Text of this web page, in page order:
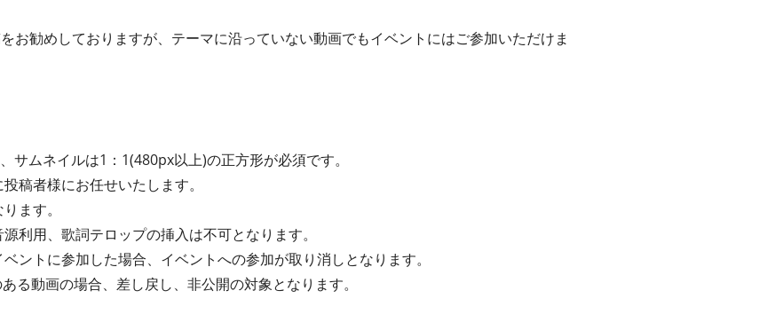
お勧めしておりますが、テーマに沿っていない動画でもイベントにはご参加いただけま
サムネイルは1：1(480px以上)の正方形が必須です。
稿者様にお任せいたします。
ます。
利用、歌詞テロップの挿入は不可となります。
ントに参加した場合、イベントへの参加が取り消しとなります。
る動画の場合、差し戻し、非公開の対象となります。